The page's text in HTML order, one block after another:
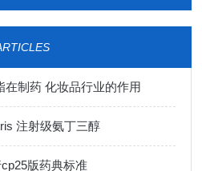
在制药 化妆品行业的作用
注射级氨丁三醇
版药典标准